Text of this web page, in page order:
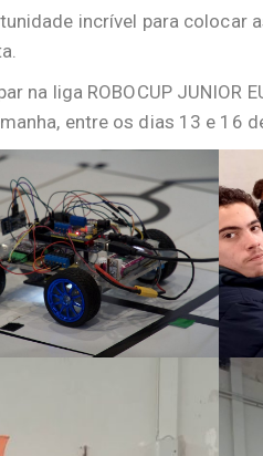
incrível para colocar
liga ROBOCUP JUNIOR
entre os dias 13 e 16